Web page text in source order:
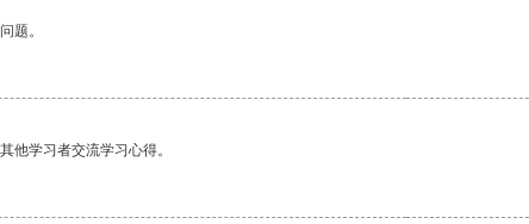
题。
他学习者交流学习心得。